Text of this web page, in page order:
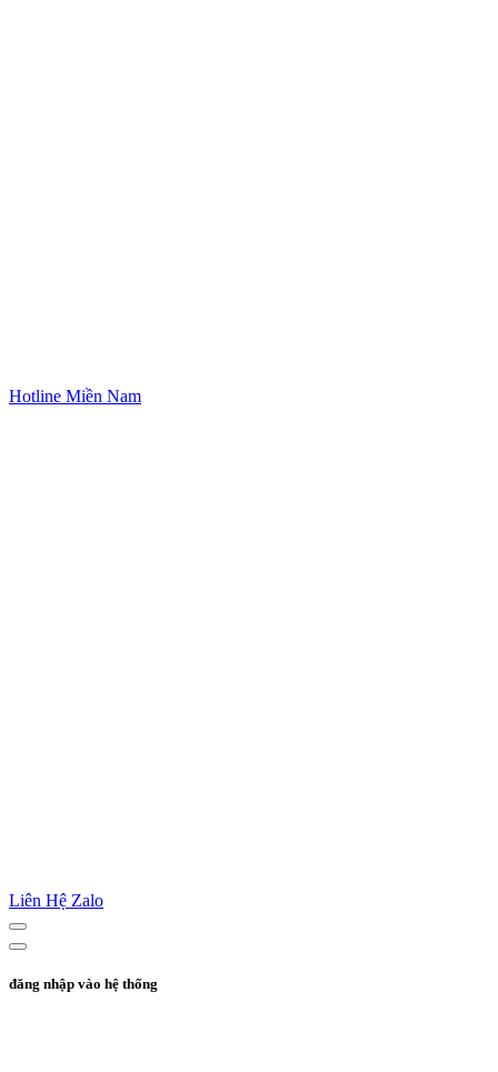
Hotline Miền Nam
Liên Hệ Zalo
đăng nhập vào hệ thống